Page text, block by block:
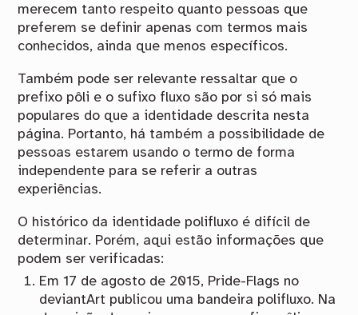
merecem tanto respeito quanto pessoas que
preferem se definir apenas com termos mais
conhecidos, ainda que menos específicos.
Também pode ser relevante ressaltar que o
prefixo pôli e o sufixo fluxo são por si só mais
populares do que a identidade descrita nesta
página. Portanto, há também a possibilidade de
pessoas estarem usando o termo de forma
independente para se referir a outras
experiências.
O histórico da identidade polifluxo é difícil de
determinar. Porém, aqui estão informações que
podem ser verificadas:
Em 17 de agosto de 2015, Pride-Flags no
deviantArt publicou uma bandeira polifluxo. Na